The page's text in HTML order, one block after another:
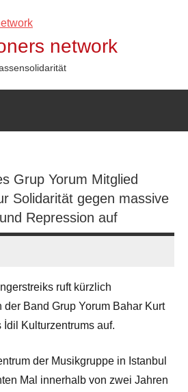
network
Grup Yorum Mitglied
Solidarität gegen massive
Repression auf
ruft kürzlich
Band Grup Yorum Bahar Kurt
Kulturzentrums auf.
der Musikgruppe in Istanbul
Mal innerhalb von zwei Jahren